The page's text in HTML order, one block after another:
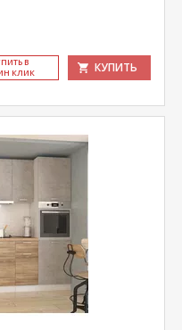
В
КЛИК
КУПИТЬ